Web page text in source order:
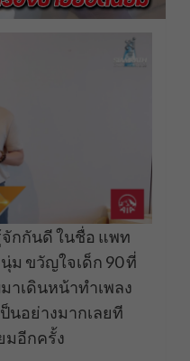
กกันดี ในชื่อ แพท
ม ขวัญใจเด็ก 90 ที่
าเดินหน้าทำเพลง
นอย่างมากเลยที
มอีกครั้ง